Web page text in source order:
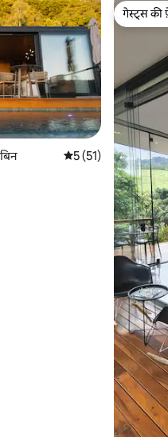
औसत रेटिंग 5 में से 5, 51
5 (51)
गेस्ट्स की
गेस्ट्स की